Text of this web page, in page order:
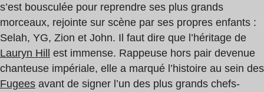
s’est bousculée pour reprendre ses plus grands
morceaux, rejointe sur scène par ses propres enfants :
Selah, YG, Zion et John. Il faut dire que l’héritage de
Lauryn Hill
est immense. Rappeuse hors pair devenue
chanteuse impériale, elle a marqué l’histoire au sein des
Fugees avant de signer l’un des plus grands chefs-